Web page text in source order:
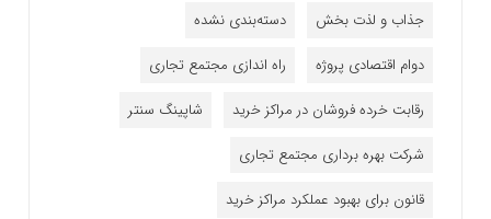
جذاب و لذت بخش
دسته‌بندی نشده
دوام اقتصادی پروژه
راه اندازی مجتمع تجاری
رقابت خرده فروشان در مراکز خرید
شاپینگ سنتر
شرکت بهره برداری مجتمع تجاری
قانون برای بهبود عملکرد مراکز خرید